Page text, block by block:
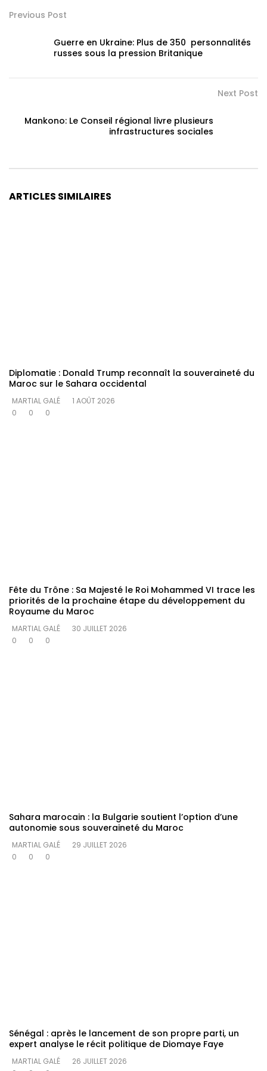
Previous Post
Guerre en Ukraine: Plus de 350 personnalités
russes sous la pression Britanique
Next Post
Mankono: Le Conseil régional livre plusieurs
infrastructures sociales
ARTICLES SIMILAIRES
Diplomatie : Donald Trump reconnaît la souveraineté du
Maroc sur le Sahara occidental
MARTIAL GALÉ
1 AOÛT 2026
0
0 0
Fête du Trône : Sa Majesté le Roi Mohammed VI trace les
priorités de la prochaine étape du développement du
Royaume du Maroc
MARTIAL GALÉ
30 JUILLET 2026
0
0 0
Sahara marocain : la Bulgarie soutient l’option d’une
autonomie sous souveraineté du Maroc
MARTIAL GALÉ
29 JUILLET 2026
0
0 0
Sénégal : après le lancement de son propre parti, un
expert analyse le récit politique de Diomaye Faye
MARTIAL GALÉ
26 JUILLET 2026